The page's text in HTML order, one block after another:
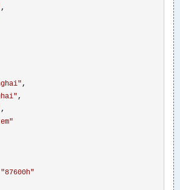
,
" ,
" ,
,
"
"87600h"